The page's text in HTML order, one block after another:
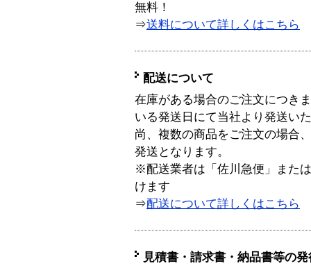
無料！
⇒送料について詳しくはこちら
配送について
在庫がある場合のご注文につき
いる発送日にて当社より発送い
尚、複数の商品をご注文の場合
発送となります。
※配送業者は「佐川急便」また
けます
⇒配送について詳しくはこちら
見積書・請求書・納品書等の